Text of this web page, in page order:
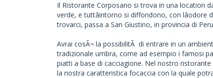
Il Ristorante Corposano si trova in una location
verde, e tuttâintorno si diffondono, con
trovarci, passa a San Giustino, in provincia di
Avrai cosÃ¬ la possibilitÃ di entrare in un
tradizionale umbra, come ad esempio i famosi
piatti a base di cacciagione. Nel nostro
la nostra caratteristica focaccia con la quale